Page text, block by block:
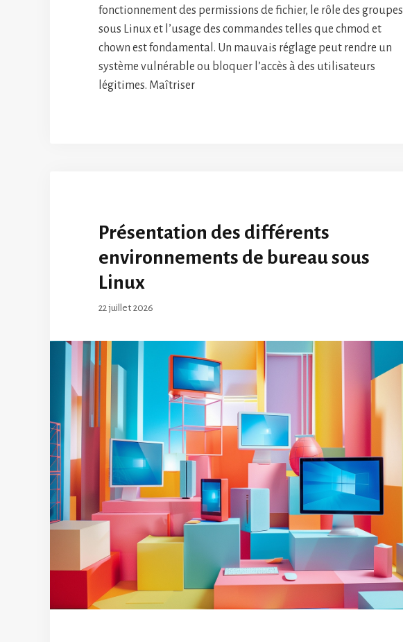
fonctionnement des permissions de fichier, le rôle des groupes
sous Linux et l’usage des commandes telles que chmod et
chown est fondamental. Un mauvais réglage peut rendre un
système vulnérable ou bloquer l’accès à des utilisateurs
légitimes. Maîtriser
Présentation des différents
environnements de bureau sous
Linux
22 juillet 2026